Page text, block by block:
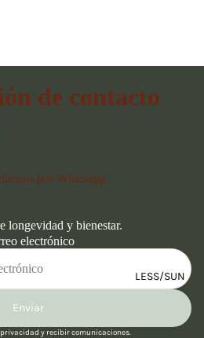
LESS/SUN
de contacto
por Whatsapp.
longevidad y bienestar.
electrónico
Enviar
y recibir comunicaciones.